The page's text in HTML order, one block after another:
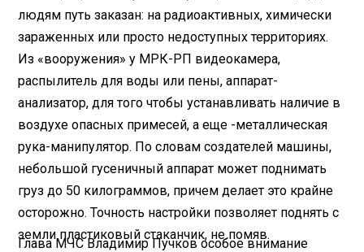
людям путь заказан: на радиоактивных, химически
зараженных или просто недоступных территориях.
Из «вооружения» у МРК-РП видеокамера,
распылитель для воды или пены, аппарат-
анализатор, для того чтобы устанавливать наличие в
воздухе опасных примесей, а еще -металлическая
рука-манипулятор. По словам создателей машины,
небольшой гусеничный аппарат может поднимать
груз до 50 килограммов, причем делает это крайне
осторожно. Точность настройки позволяет поднять с
земли пластиковый стаканчик, не помяв.
Глава МЧС Владимир Пучков особое внимание